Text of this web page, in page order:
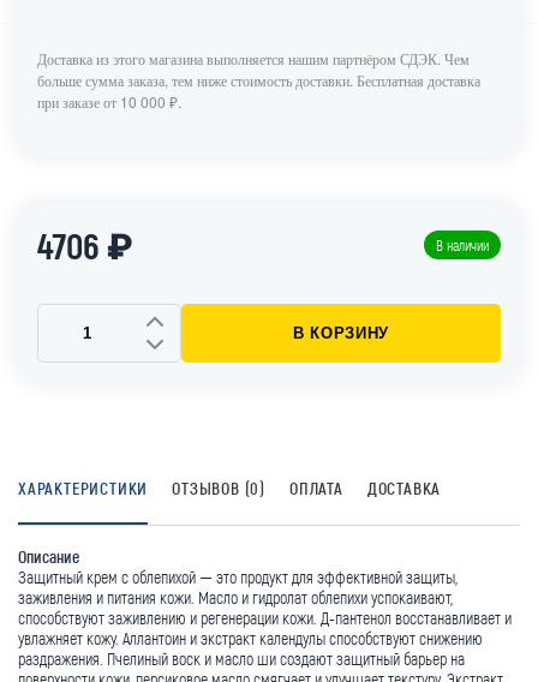
Доставка из этого магазина выполняется нашим партнёром СДЭК. Чем
больше сумма заказа, тем ниже стоимость доставки. Бесплатная доставка
при заказе от 10 000 ₽.
4706 ₽ В наличии
В КОРЗИНУ
ХАРАКТЕРИСТИКИ ОТЗЫВОВ (0) ОПЛАТА ДОСТАВКА
Описание
Защитный крем с облепихой — это продукт для эффективной защиты,
заживления и питания кожи. Масло и гидролат облепихи успокаивают,
способствуют заживлению и регенерации кожи. Д-пантенол восстанавливает и
увлажняет кожу. Аллантоин и экстракт календулы способствуют снижению
раздражения. Пчелиный воск и масло ши создают защитный барьер на